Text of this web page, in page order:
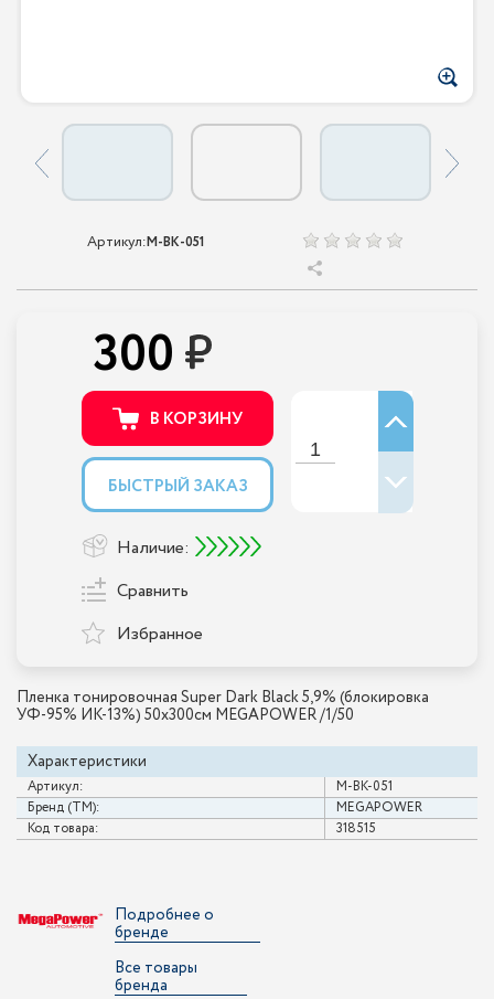
Артикул:M-BK-051
Пленка тонировочная Super Dark Black 5,9% (блокировка
УФ-95% ИК-13%) 50х300см MEGAPOWER /1/50
Характеристики
Артикул:
M-BK-051
Бренд (ТМ):
MEGAPOWER
Код товара:
318515
300
В КОРЗИНУ
БЫСТРЫЙ ЗАКАЗ
Наличие:
Сравнить
Избранное
Подробнее о
бренде
Все товары
бренда